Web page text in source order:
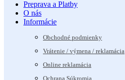
Preprava a Platby
O nás
Informácie
Obchodné podmienky
Vrátenie / výmena / reklamácia
Online reklamácia
Ochrana Súkromia